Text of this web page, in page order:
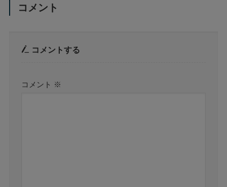
コメント
コメントする
コメント ※